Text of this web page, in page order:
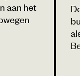
aan het